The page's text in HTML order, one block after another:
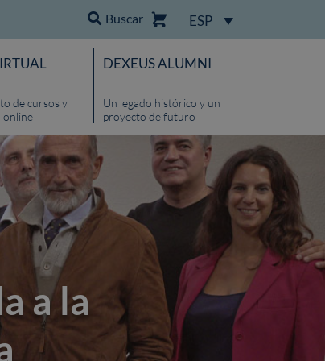
Buscar ESP
de cursos y
online
DEXEUS ALUMNI
Un legado histórico y un
proyecto de futuro
a la